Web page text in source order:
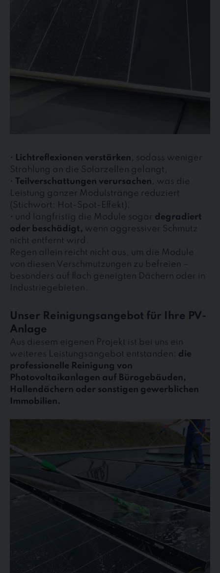
• Lichtreflexionen verstärken, sodass weniger
Strahlung an die Solarzellen gelangt,
•
Teilverschattungen verursachen, was die
Leistung ganzer Modulstränge reduziert
(Stichwort: Hot-Spot-Effekt),
• und langfristig die Module sogar degradiert
oder beschädigt, wenn aggressiver Schmutz
nicht entfernt wird.
Regen allein reicht nicht aus, um die Module
von diesen Verschmutzungen zu befreien –
besonders auf flach geneigten Dächern oder in
Industriegebieten.
Unser Reinigungsangebot für Ihre PV-
Anlage
Aus diesem eigenen Projekt ist bei uns ein
weiteres Leistungsangebot entstanden: die
professionelle Reinigung von
Photovoltaikanlagen auf Bürogebäuden,
Hallendächern oder sonstigen gewerblichen
Immobilien.